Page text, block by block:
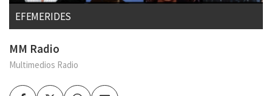
EFEMERIDES
MM Radio
Multimedios Radio